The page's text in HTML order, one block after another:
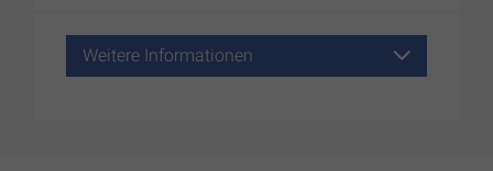
Weitere Informationen